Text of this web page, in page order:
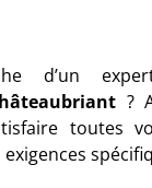
d’un
?
toutes